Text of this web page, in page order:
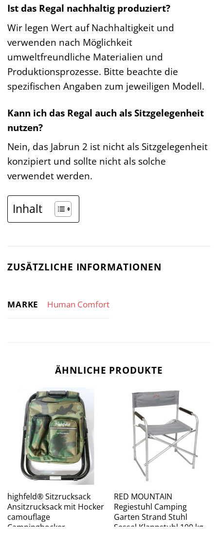
Ist das Regal nachhaltig produziert?
Wir legen Wert auf Nachhaltigkeit und
verwenden nach Möglichkeit
umweltfreundliche Materialien und
Produktionsprozesse. Bitte beachte die
spezifischen Angaben zum jeweiligen Modell.
Kann ich das Regal auch als Sitzgelegenheit
nutzen?
Nein, das Jabrun 2 ist nicht als Sitzgelegenheit
konzipiert und sollte nicht als solche
verwendet werden.
Inhalt
ZUSÄTZLICHE INFORMATIONEN
MARKE Human Comfort
ÄHNLICHE PRODUKTE
highfeld® Sitzrucksack
Ansitzrucksack mit Hocker
camouflage
Campinghocker
RED MOUNTAIN
Regiestuhl Camping
Garten Strand Stuhl
Sessel Klappstuhl 100 kg